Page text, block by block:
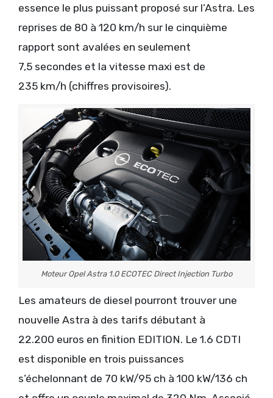
essence le plus puissant proposé sur l’Astra. Les
reprises de 80 à 120 km/h sur le cinquième
rapport sont avalées en seulement
7,5 secondes et la vitesse maxi est de
235 km/h (chiffres provisoires).
Moteur Opel Astra 1.0 ECOTEC Direct Injection Turbo
Les amateurs de diesel pourront trouver une
nouvelle Astra à des tarifs débutant à
22.200 euros en finition EDITION. Le 1.6 CDTI
est disponible en trois puissances
s’échelonnant de 70 kW/95 ch à 100 kW/136 ch